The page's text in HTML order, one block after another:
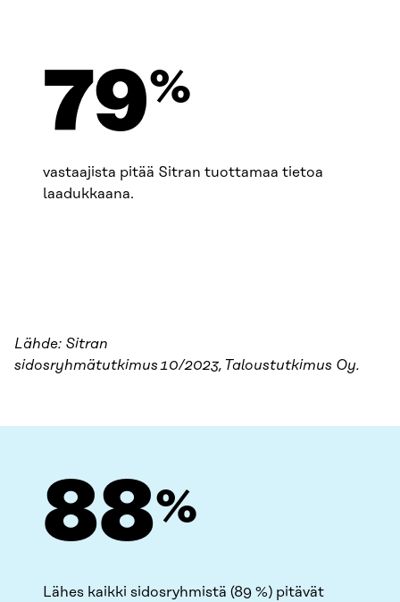
80%
vastaajista pitää Sitran tuottamaa tietoa
laadukkaana.
Lähde: Sitran
sidosryhmätutkimus 10/2023, Taloustutkimus Oy.
89%
Lähes kaikki sidosryhmistä (89 %) pitävät